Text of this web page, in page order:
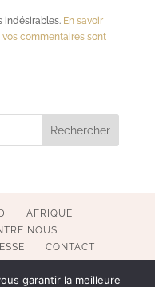
indésirables. En savoir
commentaires sont
AFRIQUE
NOUS
CONTACT
garantir la meilleure